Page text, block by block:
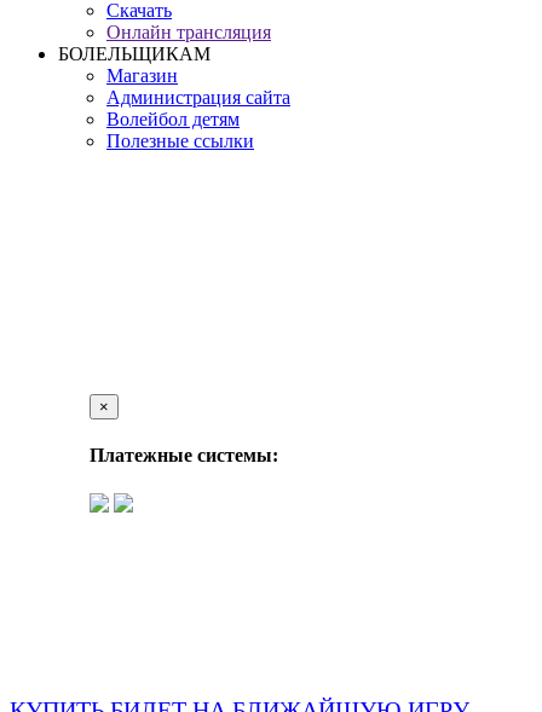
Скачать
Онлайн трансляция
БОЛЕЛЬЩИКАМ
Магазин
Администрация сайта
Волейбол детям
Полезные ссылки
×
Платежные системы: